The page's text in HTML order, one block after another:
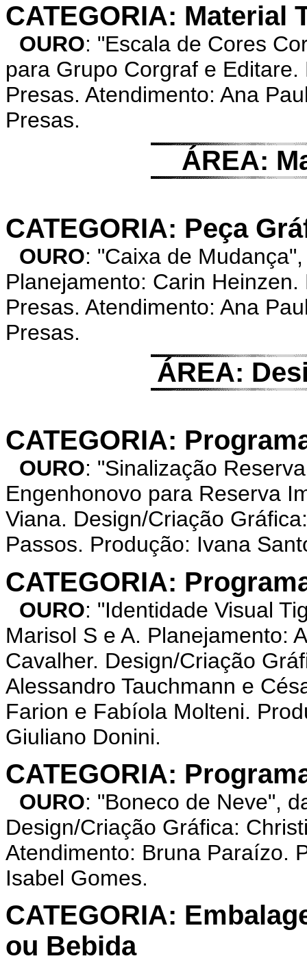
CATEGORIA: Material
OURO: "Escala de Cores
para Grupo Corgraf e
Presas. Atendimento: Ana
Presas.
ÁREA:
CATEGORIA: Peça
OURO: "Caixa de
Planejamento: Carin
Presas. Atendimento: Ana
Presas.
ÁREA:
CATEGORIA:
OURO: "Sinalização
Engenhonovo para Reserva
Viana. Design/Criação
Passos. Produção: Ivana
CATEGORIA:
OURO: "Identidade Visual
Marisol S e A. Planejamento:
Cavalher. Design/Criação
Alessandro Tauchmann e
Farion e Fabíola Molteni.
Giuliano Donini.
CATEGORIA:
OURO: "Boneco de Neve",
Design/Criação Gráfica:
Atendimento: Bruna Paraízo.
Isabel Gomes.
CATEGORIA:
ou Bebida